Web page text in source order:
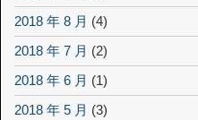
2018 年 8 月 (4)
2018 年 7 月 (2)
2018 年 6 月 (1)
2018 年 5 月 (3)